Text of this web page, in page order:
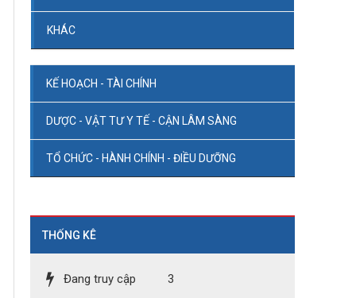
KHÁC
KẾ HOẠCH - TÀI CHÍNH
DƯỢC - VẬT TƯ Y TẾ - CẬN LÂM SÀNG
TỔ CHỨC - HÀNH CHÍNH - ĐIỀU DƯỠNG
THỐNG KÊ
Đang truy cập
3